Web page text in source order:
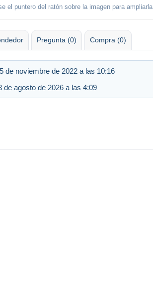
el puntero del ratón sobre la imagen para ampliarla
Pregunta (0) Compra (0)
de noviembre de 2022 a las 10:16
de agosto de 2026 a las 4:09